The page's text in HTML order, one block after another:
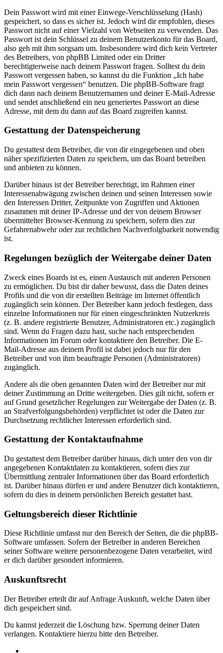
Dein Passwort wird mit einer Einwege-Verschlüsselung (Hash)
gespeichert, so dass es sicher ist. Jedoch wird dir empfohlen, dieses
Passwort nicht auf einer Vielzahl von Webseiten zu verwenden. Das
Passwort ist dein Schlüssel zu deinem Benutzerkonto für das Board,
also geh mit ihm sorgsam um. Insbesondere wird dich kein Vertreter
des Betreibers, von phpBB Limited oder ein Dritter
berechtigterweise nach deinem Passwort fragen. Solltest du dein
Passwort vergessen haben, so kannst du die Funktion „Ich habe
mein Passwort vergessen“ benutzen. Die phpBB-Software fragt
dich dann nach deinem Benutzernamen und deiner E-Mail-Adresse
und sendet anschließend ein neu generiertes Passwort an diese
Adresse, mit dem du dann auf das Board zugreifen kannst.
Gestattung der Datenspeicherung
Du gestattest dem Betreiber, die von dir eingegebenen und oben
näher spezifizierten Daten zu speichern, um das Board betreiben
und anbieten zu können.
Darüber hinaus ist der Betreiber berechtigt, im Rahmen einer
Interessenabwägung zwischen deinen und seinen Interessen sowie
den Interessen Dritter, Zeitpunkte von Zugriffen und Aktionen
zusammen mit deiner IP-Adresse und der von deinem Browser
übermittelter Browser-Kennung zu speichern, sofern dies zur
Gefahrenabwehr oder zur rechtlichen Nachverfolgbarkeit notwendig
ist.
Regelungen bezüglich der Weitergabe deiner Daten
Zweck eines Boards ist es, einen Austausch mit anderen Personen
zu ermöglichen. Du bist dir daher bewusst, dass die Daten deines
Profils und die von dir erstellten Beiträge im Internet öffentlich
zugänglich sein können. Der Betreiber kann jedoch festlegen, dass
einzelne Informationen nur für einen eingeschränkten Nutzerkreis
(z. B. andere registrierte Benutzer, Administratoren etc.) zugänglich
sind. Wenn du Fragen dazu hast, suche nach entsprechenden
Informationen im Forum oder kontaktiere den Betreiber. Die E-
Mail-Adresse aus deinem Profil ist dabei jedoch nur für den
Betreiber und von ihm beauftragte Personen (Administratoren)
zugänglich.
Andere als die oben genannten Daten wird der Betreiber nur mit
deiner Zustimmung an Dritte weitergeben. Dies gilt nicht, sofern er
auf Grund gesetzlicher Regelungen zur Weitergabe der Daten (z. B.
an Strafverfolgungsbehörden) verpflichtet ist oder die Daten zur
Durchsetzung rechtlicher Interessen erforderlich sind.
Gestattung der Kontaktaufnahme
Du gestattest dem Betreiber darüber hinaus, dich unter den von dir
angegebenen Kontaktdaten zu kontaktieren, sofern dies zur
Übermittlung zentraler Informationen über das Board erforderlich
ist. Darüber hinaus dürfen er und andere Benutzer dich kontaktieren,
sofern du dies in deinem persönlichen Bereich gestattet hast.
Geltungsbereich dieser Richtlinie
Diese Richtlinie umfasst nur den Bereich der Seiten, die die phpBB-
Software umfassen. Sofern der Betreiber in anderen Bereichen
seiner Software weitere personenbezogene Daten verarbeitet, wird
er dich darüber gesondert informieren.
Auskunftsrecht
Der Betreiber erteilt dir auf Anfrage Auskunft, welche Daten über
dich gespeichert sind.
Du kannst jederzeit die Löschung bzw. Sperrung deiner Daten
verlangen. Kontaktiere hierzu bitte den Betreiber.